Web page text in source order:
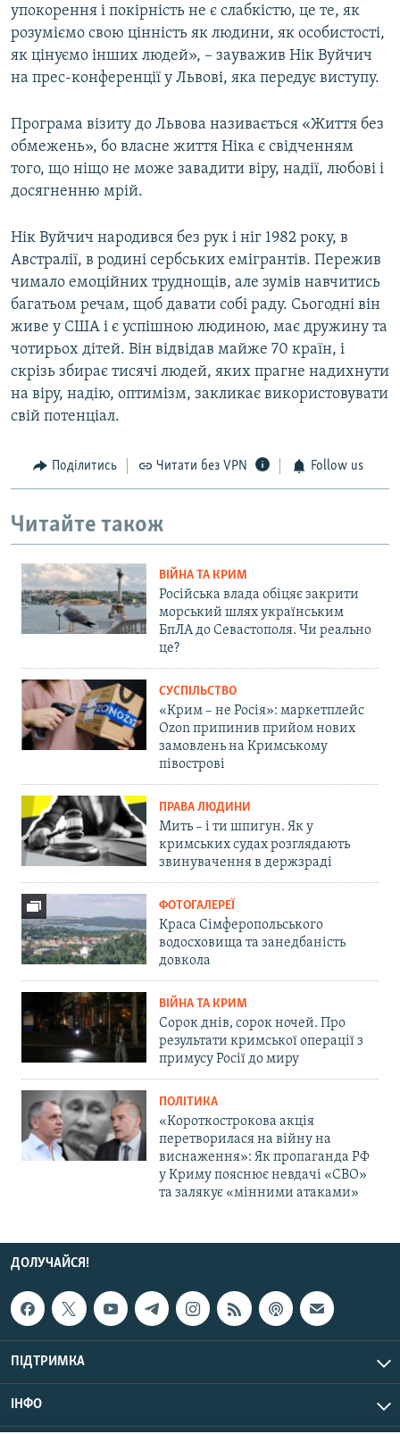
упокорення і покірність не є слабкістю, це те, як
розуміємо свою цінність як людини, як особистості,
як цінуємо інших людей», – зауважив Нік Вуйчич
на прес-конференції у Львові, яка передує виступу.
Програма візиту до Львова називається «Життя без
обмежень», бо власне життя Ніка є свідченням
того, що ніщо не може завадити віру, надії, любові і
досягненню мрій.
Нік Вуйчич народився без рук і ніг 1982 року, в
Австралії, в родині сербських емігрантів. Пережив
чимало емоційних труднощів, але зумів навчитись
багатьом речам, щоб давати собі раду. Сьогодні він
живе у США і є успішною людиною, має дружину та
чотирьох дітей. Він відвідав майже 70 країн, і
скрізь збирає тисячі людей, яких прагне надихнути
на віру, надію, оптимізм, закликає використовувати
свій потенціал.
Поділитись Читати без VPN Follow us
Читайте також
ВІЙНА ТА КРИМ
Російська влада обіцяє закрити
морський шлях українським
БпЛА до Севастополя. Чи реально
це?
СУСПІЛЬСТВО
«Крим – не Росія»: маркетплейс
Ozon припинив прийом нових
замовлень на Кримському
півострові
ПРАВА ЛЮДИНИ
Мить – і ти шпигун. Як у
кримських судах розглядають
звинувачення в держзраді
ФОТОГАЛЕРЕЇ
Краса Сімферопольського
водосховища та занедбаність
довкола
ВІЙНА ТА КРИМ
Сорок днів, сорок ночей. Про
результати кримської операції з
примусу Росії до миру
ПОЛІТИКА
«Короткострокова акція
перетворилася на війну на
виснаження»: Як пропаганда РФ
у Криму пояснює невдачі «СВО»
та залякує «мінними атаками»
ДОЛУЧАЙСЯ!
ПІДТРИМКА
ІНФО